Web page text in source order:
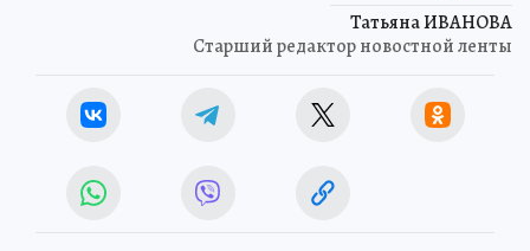
Татьяна ИВАНОВА
Старший редактор новостной ленты